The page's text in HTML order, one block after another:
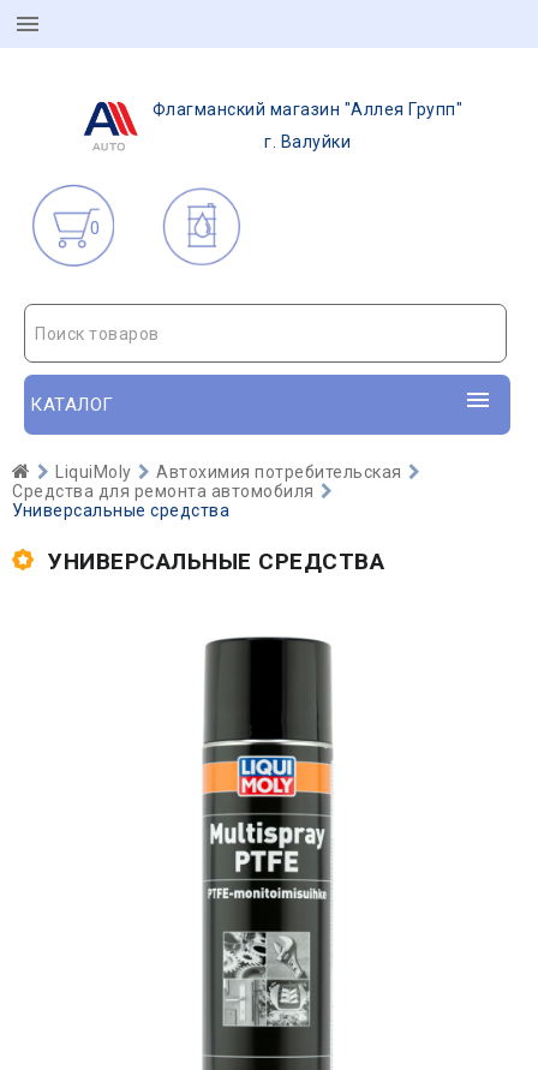
Флагманский магазин "Аллея Групп"
г. Валуйки
0
Поиск товаров
КАТАЛОГ
LiquiMoly
Автохимия потребительская
Средства для ремонта автомобиля
Универсальные средства
УНИВЕРСАЛЬНЫЕ СРЕДСТВА